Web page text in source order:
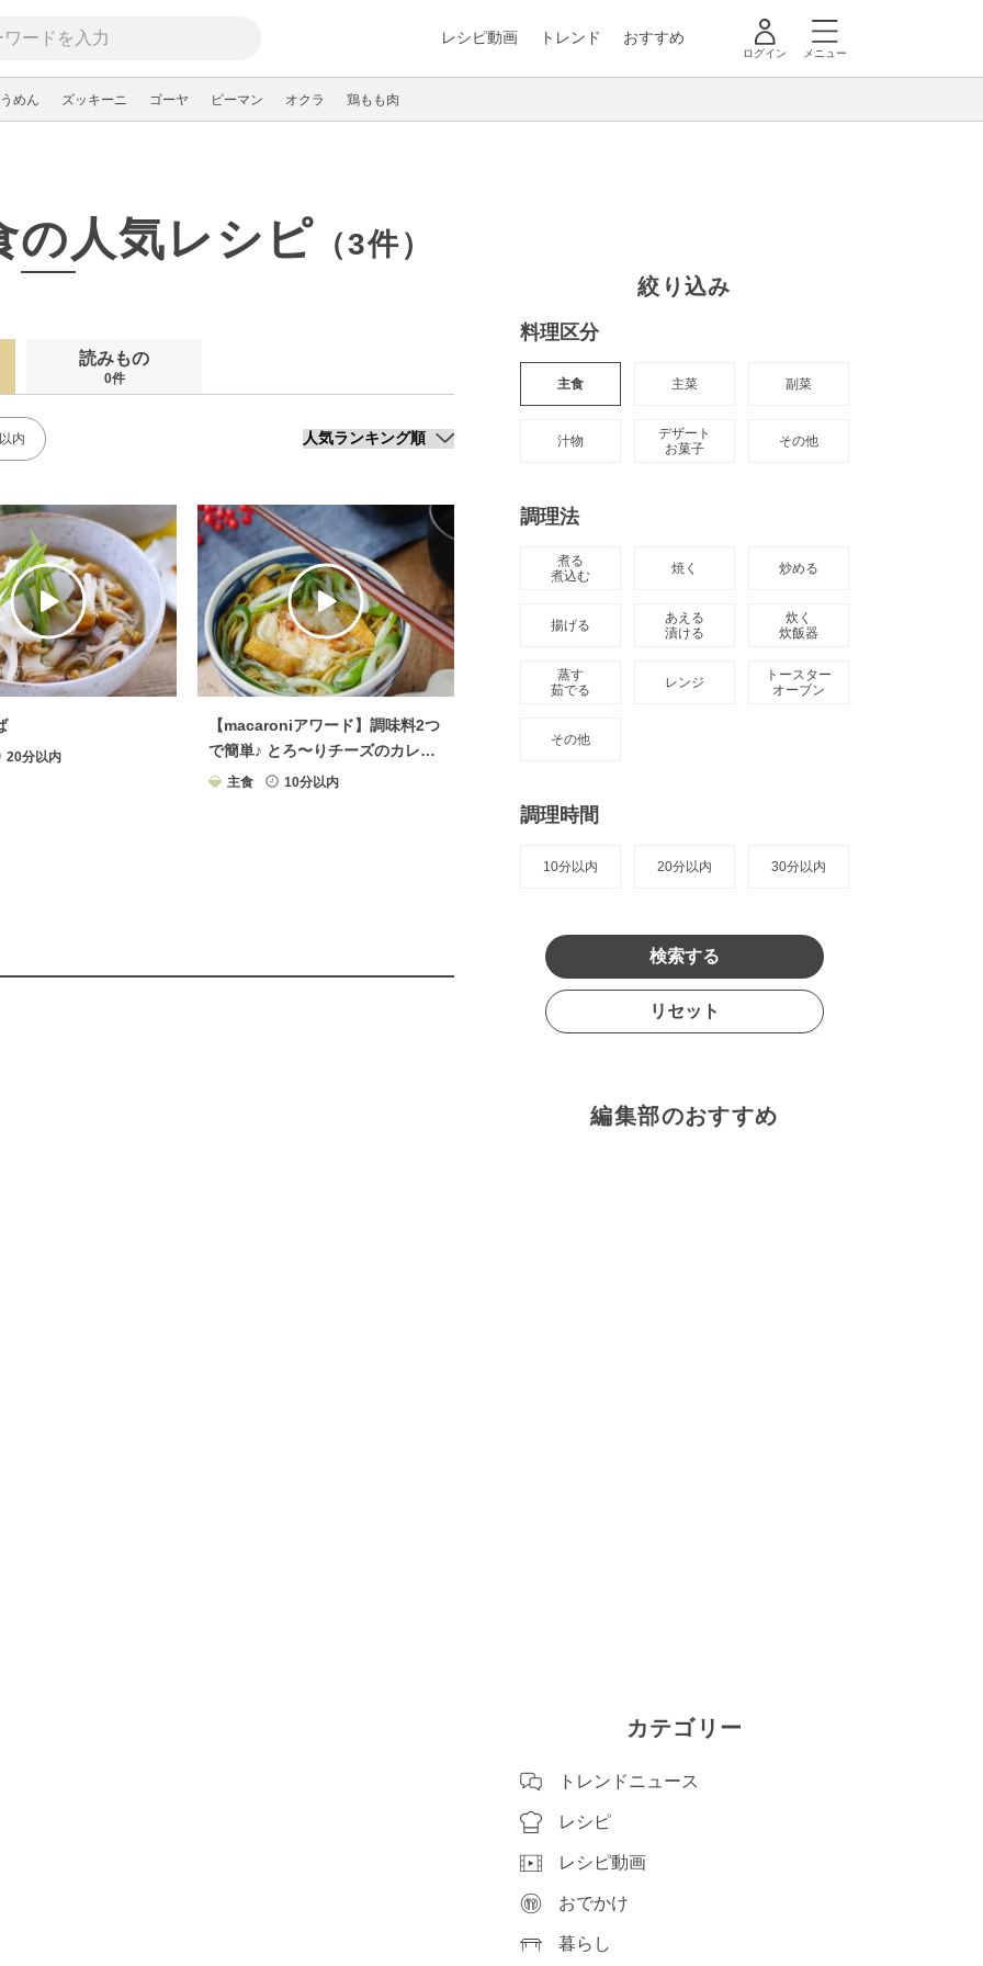
レシピ動画 トレンド おすすめ
ログイン メニュー
めん ズッキーニ ゴーヤ ピーマン オクラ 鶏もも肉
の人気レシピ （3件）
読みもの
0件
内
20分以内
【macaroniアワード】調味料2つ
で簡単♪ とろ〜りチーズのカレー
そば主食 10分以内
絞り込み
料理区分
主食 主菜 副菜
汁物
デザート
お菓子
その他
調理法
煮る
煮込む
焼く 炒める
揚げる
あえる
漬ける
炊く
炊飯器
蒸す
茹でる
レンジ
トースター
オーブン
その他
調理時間
10分以内 20分以内 30分以内
検索する
リセット
編集部のおすすめ
カテゴリー
トレンドニュース
レシピ
レシピ動画
おでかけ
暮らし